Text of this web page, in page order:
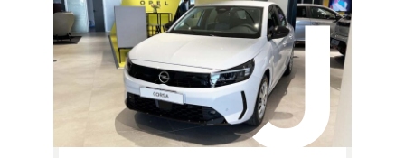
Fiat
Land
Rover
Abarth
Lancia
Cupra
Opel
Jaecoo
Alfa
Romeo
Jeep
Mazda
Peugeot
Seat
Omoda
Hyundai
Citroën